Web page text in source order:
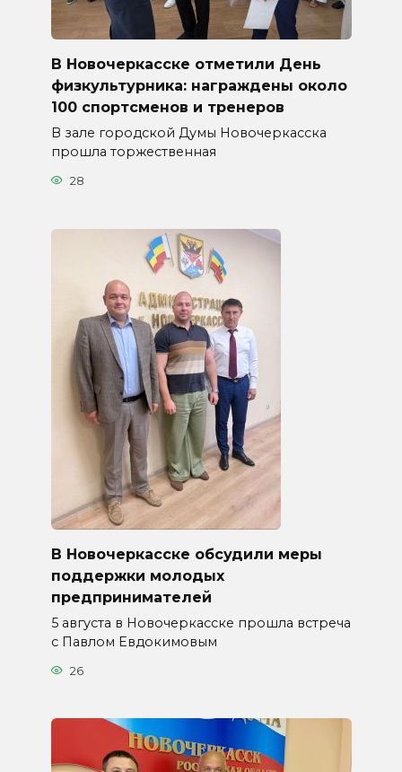
В Новочеркасске отметили День
физкультурника: награждены около
100 спортсменов и тренеров
В зале городской Думы Новочеркасска
прошла торжественная
28
В Новочеркасске обсудили меры
поддержки молодых
предпринимателей
5 августа в Новочеркасске прошла встреча
с Павлом Евдокимовым
26